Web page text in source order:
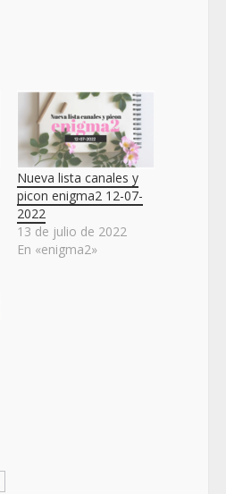
Nueva lista canales y
picon enigma2 12-07-
2022
13 de julio de 2022
En «enigma2»